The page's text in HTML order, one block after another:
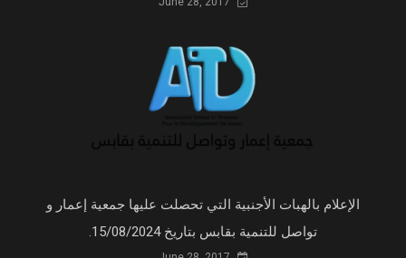
الإعلام بالهبات الأجنبية التي تحصلت عليها جمعية إعمار و
تواصل للتنمية بقابس بتاريخ 15/08/2024.